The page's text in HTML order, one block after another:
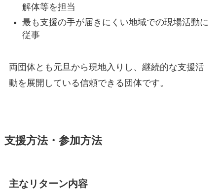
解体等を担当
最も支援の手が届きにくい地域での現場活動に
従事
両団体とも元旦から現地入りし、継続的な支援活
動を展開している信頼できる団体です。
支援方法・参加方法
主なリターン内容